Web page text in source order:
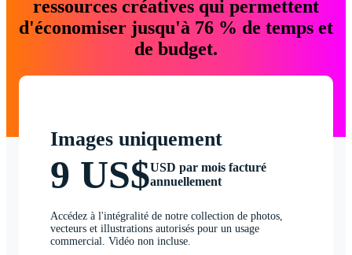
ressources créatives qui permettent
d'économiser jusqu'à 76 % de temps et
de budget.
Images uniquement
9 US$USD par mois facturé
annuellement
Accédez à l'intégralité de notre collection de photos,
vecteurs et illustrations autorisés pour un usage
commercial. Vidéo non incluse.